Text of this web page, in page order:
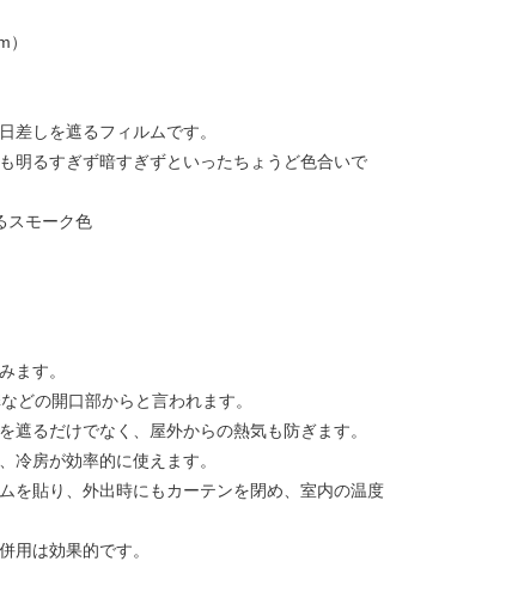
差しを遮るフィルムです。
明るすぎず暗すぎずといったちょうど色合いで
スモーク色
ます。
どの開口部からと言われます。
遮るだけでなく、屋外からの熱気も防ぎます。
冷房が効率的に使えます。
を貼り、外出時にもカーテンを閉め、室内の温度
用は効果的です。